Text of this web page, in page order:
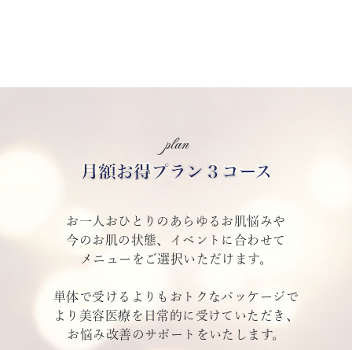
plan
お一人おひとりのあらゆるお肌悩みや
今のお肌の状態、イベントに合わせて
メニューをご選択いただけます。
単体で受けるよりもおトクなパッケージで
より美容医療を日常的に受けていただき、
お悩み改善のサポートをいたします。